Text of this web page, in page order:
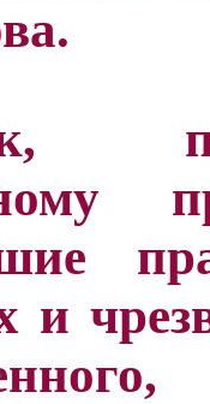
и